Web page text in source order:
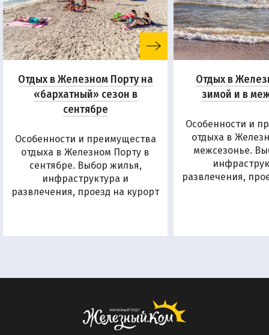
Отдых в Железном Порту на
«бархатный» сезон в
сентябре
Особенности и преимущества
отдыха в Железном Порту в
сентябре. Выбор жилья,
инфраструктура и
развлечения, проезд на курорт
Отдых в
зимой и в
Особенности и
отдыха в
межсезонье.
развлечения,